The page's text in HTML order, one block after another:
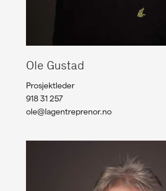
Ole Gustad
Prosjektleder
918 31 257
ole@lagentreprenor.no